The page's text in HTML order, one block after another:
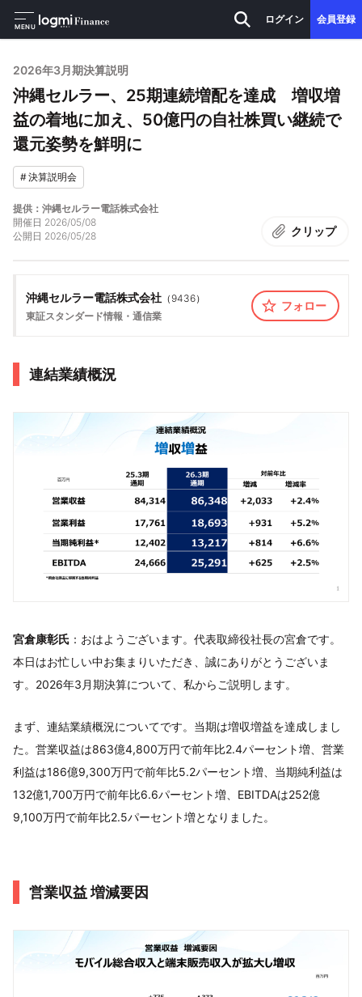
MENU
ログイン 会員登録
2026年3月期決算説明
沖縄セルラー、25期連続増配を達成 増収増
益の着地に加え、50億円の自社株買い継続で
還元姿勢を鮮明に
#決算説明会
提供：沖縄セルラー電話株式会社
開催日 2026/05/08
公開日 2026/05/28 クリップ
沖縄セルラー電話株式会社 （ 9436）
東証スタンダード情報・通信業
フォロー
連結業績概況
宮倉康彰氏 ：おはようございます。代表取締役社長の宮倉です。
本日はお忙しい中お集まりいただき、誠にありがとうございま
す。2026年3月期決算について、私からご説明します。
まず、連結業績概況についてです。当期は増収増益を達成しまし
た。営業収益は863億4,800万円で前年比2.4パーセント増、営業
利益は186億9,300万円で前年比5.2パーセント増、当期純利益は
132億1,700万円で前年比6.6パーセント増、EBITDAは252億
9,100万円で前年比2.5パーセント増となりました。
営業収益 増減要因